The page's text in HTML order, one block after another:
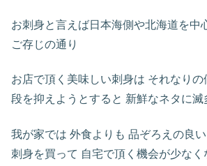
お刺身と言えば日本海側や北海道を中
ご存じの通り
お店で頂く美味しい刺身は それなり
段を抑えようとすると 新鮮なネタに
我が家では 外食よりも 品ぞろえの良
刺身を買って 自宅で頂く機会が少な